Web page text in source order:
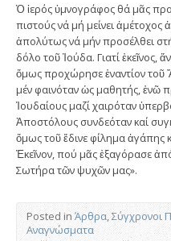
Ὁ ἱερός ὑμνογράφος θά μᾶς
πιστούς νά μή μείνει ἀμέτοχος
ἀπολύτως νά μήν προσέλθει
δόλο τοῦ Ἰούδα. Γιατί ἐκεῖνος,
ὅμως προχώρησε ἐναντίον τοῦ
μέν φαινόταν ὡς μαθητής, ἐνῶ
Ἰουδαίους μαζί χαιρόταν
Ἀποστόλους συνδεόταν καί
ὅμως τοῦ ἔδινε φίλημα ἀγάπης
Ἐκεῖνον, πού μᾶς ἐξαγόρασε
Σωτήρα τῶν ψυχῶν μας».
Posted in Άρθρα,Σύγχρονοι
Αναγνώσματα